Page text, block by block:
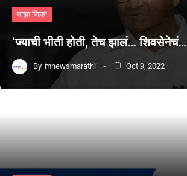
माझा जिल्हा
‘ज्याची भीती होती, तेच झालं… शिवसेनेचं…
By mnewsmarathi Oct 9, 2022